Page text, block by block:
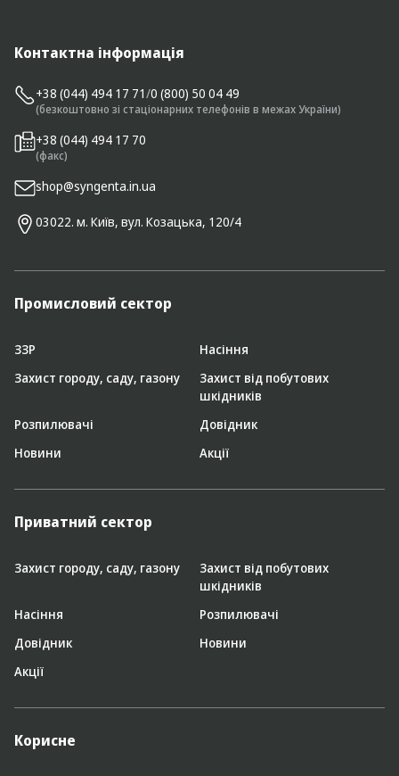
Контактна інформація
+38 (044) 494 17 71/0 (800) 50 04 49
(безкоштовно зі стаціонарних телефонів в межах України)
+38 (044) 494 17 70
(факс)
shop@syngenta.in.ua
03022. м. Київ, вул. Козацька, 120/4
Промисловий сектор
ЗЗР
Насіння
Захист городу, саду, газону
Захист від побутових
шкідників
Розпилювачі
Довідник
Новини
Акції
Приватний сектор
Захист городу, саду, газону
Захист від побутових
шкідників
Насіння
Розпилювачі
Довідник
Новини
Акції
Корисне